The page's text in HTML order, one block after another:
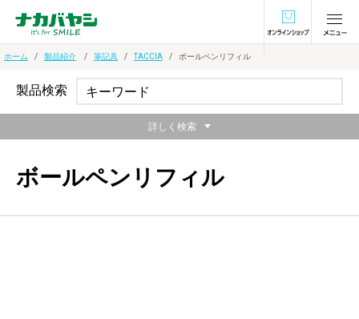
オンラインショ
ホーム 製品紹介 筆記具 TACCIA ボールペンリフィル
ボールペンリフィル
製品検索
詳しく検索